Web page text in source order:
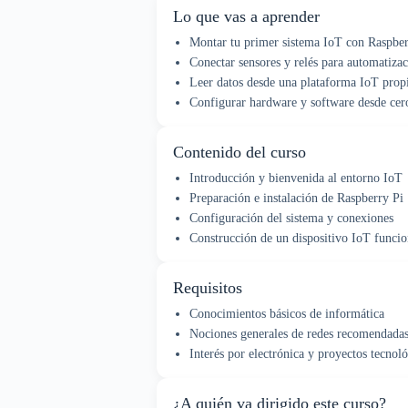
Lo que vas a aprender
Montar tu primer sistema IoT con
Conectar sensores y relés para
Leer datos desde una plataforma IoT
Configurar hardware y software desde
Contenido del curso
Introducción y bienvenida al entorno IoT
Preparación e instalación de Raspberry Pi
Configuración del sistema y conexiones
Construcción de un dispositivo IoT
Requisitos
Conocimientos básicos de informática
Nociones generales de redes recomendadas
Interés por electrónica y proyectos
¿A quién va dirigido este curso?